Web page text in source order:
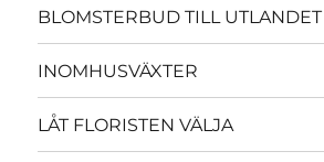
BLOMSTERBUD TILL UTLANDET
INOMHUSVÄXTER
LÅT FLORISTEN VÄLJA